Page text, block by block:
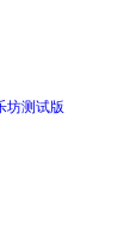
坊测试版